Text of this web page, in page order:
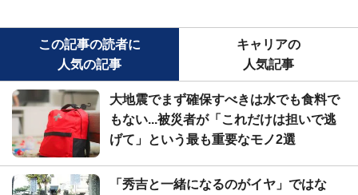
この記事の読者に
人気の記事
キャリアの
人気記事
大地震でまず確保すべきは水でも食料で
もない...被災者が「これだけは担いで逃
げて」という最も重要なモノ2選
「秀吉と一緒になるのがイヤ」ではな